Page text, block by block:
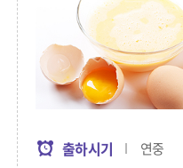
출하시기 연중